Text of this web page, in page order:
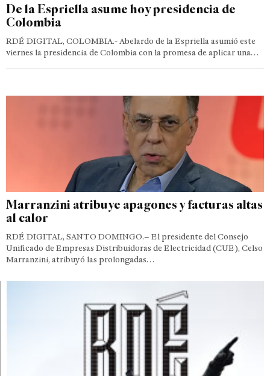
De la Espriella asume hoy presidencia de
Colombia
RDÉ DIGITAL, COLOMBIA.- Abelardo de la Espriella asumió este
viernes la presidencia de Colombia con la promesa de aplicar una…
Marranzini atribuye apagones y facturas altas
al calor
RDÉ DIGITAL, SANTO DOMINGO.– El presidente del Consejo
Unificado de Empresas Distribuidoras de Electricidad (CUE), Celso
Marranzini, atribuyó las prolongadas…